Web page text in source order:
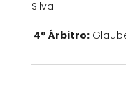
Silva
4° Árbitro: